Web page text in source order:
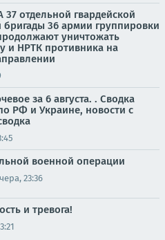
отдельной гвардейской
бригады 36 армии группировки
уничтожать
и НРТК противника на
за 6 августа. . Сводка
РФ и Украине, новости с
военной операции
23:36
и тревога!